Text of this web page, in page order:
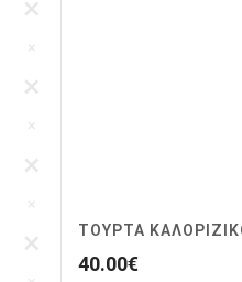
ΤΟΎΡΤΑ
40.00€